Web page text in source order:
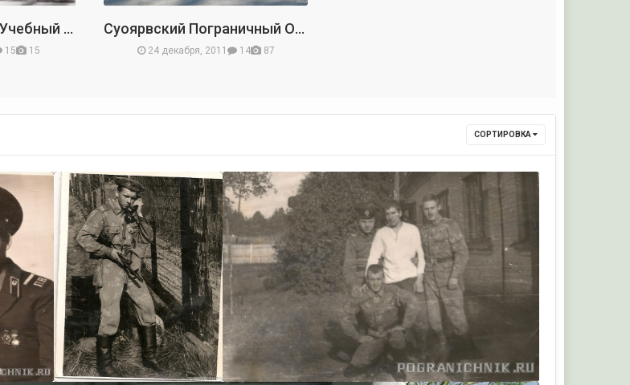
Сосново-Борский Учебный Пограничный Отряд
15 15
Суоярвский Пограничный Отряд
24 декабря, 2011 14 87
СОРТИРОВКА
Володя Анисимов Володя Анисимов